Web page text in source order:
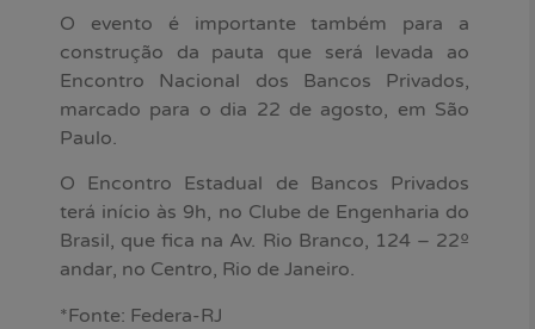
O evento é importante também para a
construção da pauta que será levada ao
Encontro Nacional dos Bancos Privados,
marcado para o dia 22 de agosto, em São
Paulo.
O Encontro Estadual de Bancos Privados
terá início às 9h, no Clube de Engenharia do
Brasil, que fica na Av. Rio Branco, 124 – 22º
andar, no Centro, Rio de Janeiro.
*Fonte: Federa-RJ